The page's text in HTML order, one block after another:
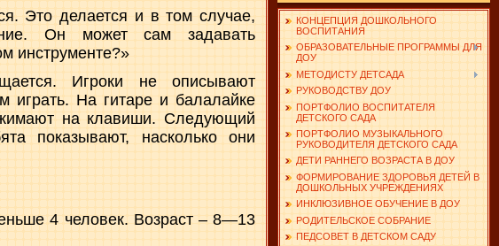
Это делается и в том случае,
Он может сам задавать
инструменте?»
Игроки не описывают
играть. На гитаре и балалайке
на клавиши. Следующий
показывают, насколько они
4 человек. Возраст – 8—13
КОНЦЕПЦИЯ ДОШКОЛЬНОГО
ВОСПИТАНИЯ
ОБРАЗОВАТЕЛЬНЫЕ ПРОГРАММЫ ДЛЯ
ДОУ
МЕТОДИСТУ ДЕТСАДА
РУКОВОДСТВУ ДОУ
ПОРТФОЛИО ВОСПИТАТЕЛЯ
ДЕТСКОГО САДА
ПОРТФОЛИО МУЗЫКАЛЬНОГО
РУКОВОДИТЕЛЯ ДЕТСКОГО САДА
ДЕТИ РАННЕГО ВОЗРАСТА В ДОУ
ФОРМИРОВАНИЕ ЗДОРОВЬЯ ДЕТЕЙ В
ДОШКОЛЬНЫХ УЧРЕЖДЕНИЯХ
ИНКЛЮЗИВНОЕ ОБУЧЕНИЕ В ДОУ
РОДИТЕЛЬСКОЕ СОБРАНИЕ
ПЕДСОВЕТ В ДЕТСКОМ САДУ